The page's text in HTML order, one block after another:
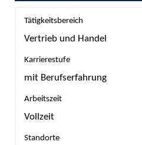
Tätigkeitsbereich
Vertrieb und Handel
Karrierestufe
mit Berufserfahrung
Arbeitszeit
Vollzeit
Standorte